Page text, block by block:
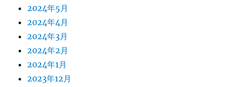
2024年5月
2024年4月
2024年3月
2024年2月
2024年1月
2023年12月